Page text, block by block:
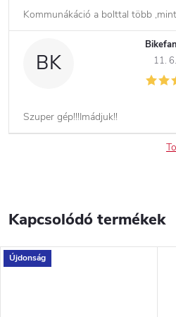
Kommunákáció a bolttal több
BK
11.
Szuper gép!!!Imádjuk!!
Kapcsolódó termékek
Újdonság